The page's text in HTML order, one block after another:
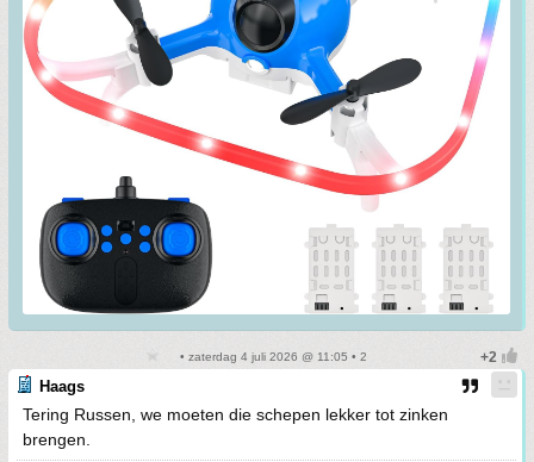
• zaterdag 4 juli 2026 @ 11:05 • 2
Haags
Tering Russen, we moeten die schepen lekker tot zinken
brengen.